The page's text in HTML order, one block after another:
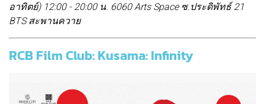
อาทิตย์) 12:00 - 20:00 น. 6060 Arts Space ซ.ประดิพัทธ์ 21
BTS สะพานควาย
RCB Film Club: Kusama: Infinity